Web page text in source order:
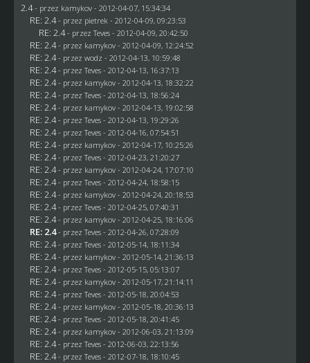
2.4 - przez kamykov- 2012-04-07, 15:34:34
RE: 2.4 - przez pietrek - 2012-04-09, 09:23:53
RE: 2.4 - przezTeves- 2012-04-09, 20:42:50
RE: 2.4 - przez kamykov- 2012-04-09, 12:24:52
RE: 2.4 - przez wodz - 2012-04-13, 10:59:48
RE: 2.4 - przezTeves- 2012-04-13, 16:37:13
RE: 2.4 - przez kamykov- 2012-04-13, 18:32:22
RE: 2.4 - przezTeves- 2012-04-13, 18:56:24
RE: 2.4 - przez kamykov- 2012-04-13, 19:02:58
RE: 2.4 - przezTeves- 2012-04-13, 19:29:26
RE: 2.4 - przezTeves- 2012-04-16, 07:54:51
RE: 2.4 - przez kamykov- 2012-04-17, 10:25:26
RE: 2.4 - przezTeves- 2012-04-23, 21:20:27
RE: 2.4 - przez kamykov- 2012-04-24, 17:07:10
RE: 2.4 - przezTeves- 2012-04-24, 18:58:15
RE: 2.4 - przez kamykov- 2012-04-24, 20:18:53
RE: 2.4 - przezTeves- 2012-04-25, 07:40:31
RE: 2.4 - przez kamykov- 2012-04-25, 18:16:06
RE: 2.4 - przezTeves- 2012-04-26, 07:28:09
RE: 2.4 - przezTeves- 2012-05-14, 18:11:34
RE: 2.4 - przez kamykov- 2012-05-14, 21:36:13
RE: 2.4 - przezTeves- 2012-05-15, 05:13:07
RE: 2.4 - przez kamykov- 2012-05-17, 21:14:11
RE: 2.4 - przezTeves- 2012-05-18, 20:04:53
RE: 2.4 - przez kamykov- 2012-05-18, 20:36:13
RE: 2.4 - przezTeves- 2012-05-18, 20:41:45
RE: 2.4 - przez kamykov- 2012-06-03, 21:13:09
RE: 2.4 - przezTeves- 2012-06-03, 22:13:56
RE: 2.4 - przezTeves- 2012-07-18, 18:10:45